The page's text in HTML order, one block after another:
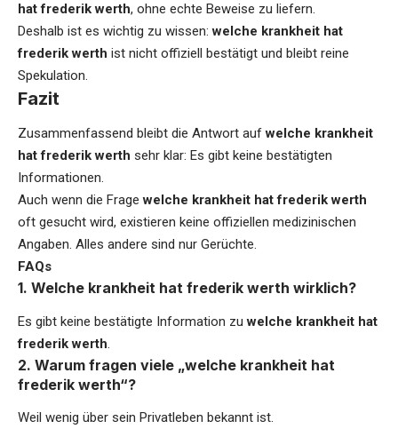
hat frederik werth, ohne echte Beweise zu liefern.
Deshalb ist es wichtig zu wissen:welche krankheit hat
frederik werth ist nicht offiziell bestätigt und bleibt reine
Spekulation.
Fazit
Zusammenfassend bleibt die Antwort aufwelche krankheit
hat frederik werth sehr klar: Es gibt keine bestätigten
Informationen.
Auch wenn die Fragewelche krankheit hat frederik werth
oft gesucht wird, existieren keine offiziellen medizinischen
Angaben. Alles andere sind nur Gerüchte.
FAQs
1. Welche krankheit hat frederik werth wirklich?
Es gibt keine bestätigte Information zuwelche krankheit hat
frederik werth.
2. Warum fragen viele „welche krankheit hat
frederik werth“?
Weil wenig über sein Privatleben bekannt ist.